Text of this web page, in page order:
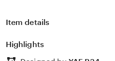
Item details
Highlights